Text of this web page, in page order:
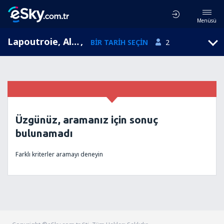
Menüsü
Lapoutroie, Alsace, Fransa, BIR TARIH SEÇIN 2
Üzgünüz, aramanız için sonuç
bulunamadı
Farklı kriterler aramayı deneyin